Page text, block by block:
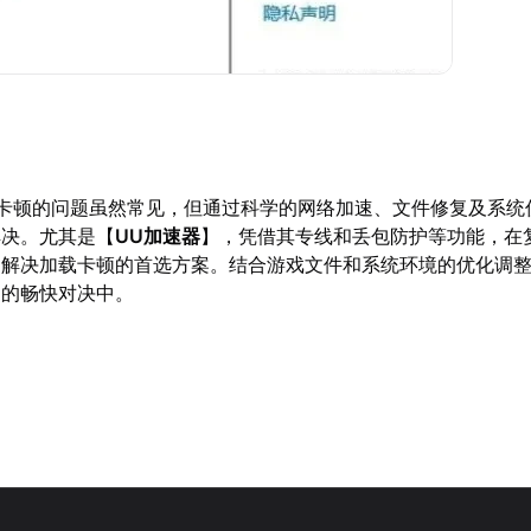
顿的问题虽然常见，但通过科学的网络加速、文件修复及系
。尤其是【UU加速器】，凭借其专线和丢包防护等功能，在
决加载卡顿的首选方案。结合游戏文件和系统环境的优化调
畅快对决中。